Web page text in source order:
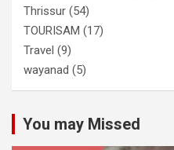
Thrissur (54)
TOURISAM (17)
Travel (9)
wayanad (5)
You may Missed